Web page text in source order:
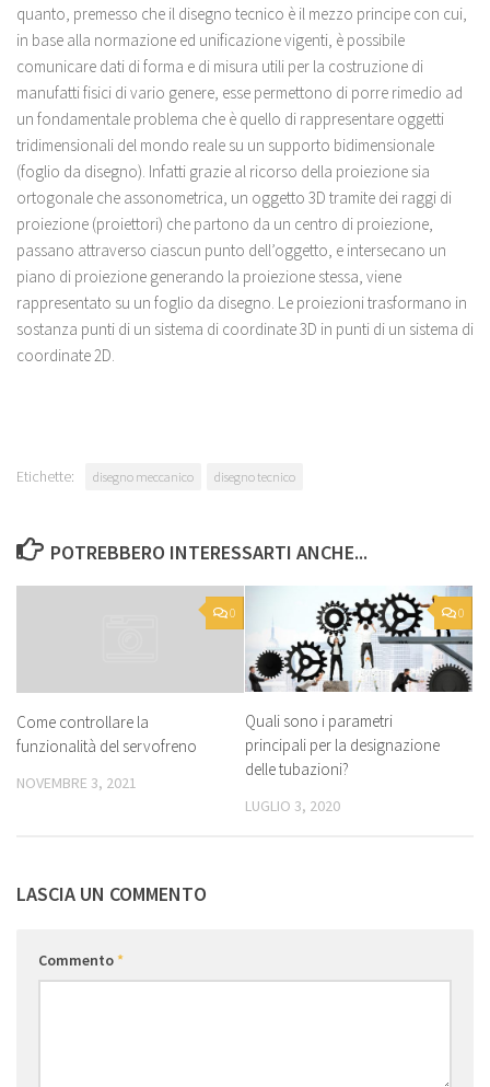
quanto, premesso che il disegno tecnico è il mezzo principe con cui,
in base alla normazione ed unificazione vigenti, è possibile
comunicare dati di forma e di misura utili per la costruzione di
manufatti fisici di vario genere, esse permettono di porre rimedio ad
un fondamentale problema che è quello di rappresentare oggetti
tridimensionali del mondo reale su un supporto bidimensionale
(foglio da disegno). Infatti grazie al ricorso della proiezione sia
ortogonale che assonometrica, un oggetto 3D tramite dei raggi di
proiezione (proiettori) che partono da un centro di proiezione,
passano attraverso ciascun punto dell’oggetto, e intersecano un
piano di proiezione generando la proiezione stessa, viene
rappresentato su un foglio da disegno. Le proiezioni trasformano in
sostanza punti di un sistema di coordinate 3D in punti di un sistema di
coordinate 2D.
Etichette: disegno meccanico disegno tecnico
POTREBBERO INTERESSARTI ANCHE...
0
Come controllare la
funzionalità del servofreno
NOVEMBRE 3, 2021
0
Quali sono i parametri
principali per la designazione
delle tubazioni?
LUGLIO 3, 2020
LASCIA UN COMMENTO
Commento*